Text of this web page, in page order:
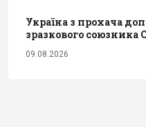
Україна з прохача
зразкового
09.08.2026